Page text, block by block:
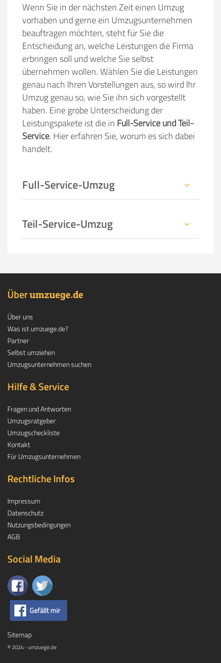
Wenn Sie in der nächsten Zeit einen Umzug
vorhaben und gerne ein Umzugsunternehmen
beauftragen möchten, steht für Sie die
Entscheidung an, welche Leistungen die Firma
erbringen soll und welche Sie selbst
übernehmen wollen. Wählen Sie die Leistungen
genau nach Ihren Vorstellungen aus, so wird Ihr
Umzug genau so, wie Sie ihn sich vorgestellt
haben. Eine grobe Unterscheidung der
Leistungspakete ist die in Full-Service und Teil-
Service. Hier erfahren Sie, worum es sich dabei
handelt.
Full-Service-Umzug
Teil-Service-Umzug
Überumzuege.de
Über uns
Was ist umzuege.de?
Partner
Selbst umziehen
Umzugsunternehmen suchen
Hilfe & Service
Fragen und Antworten
Umzugsratgeber
Umzugscheckliste
Kontakt
Für Umzugsunternehmen
Rechtliche Infos
Impressum
Datenschutz
Nutzungsbedingungen
AGB
Social Media
Gefällt mir
Sitemap
© 2024 - umzuege.de